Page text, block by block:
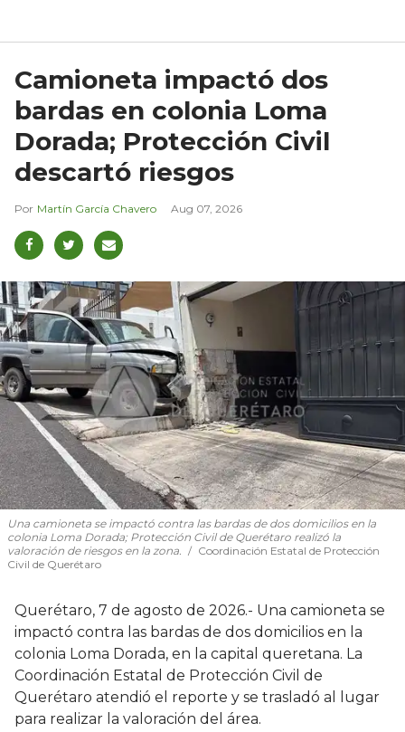
Camioneta impactó dos
bardas en colonia Loma
Dorada; Protección Civil
descartó riesgos
Martín García Chavero Aug 07, 2026
Una camioneta se impactó contra las bardas de dos domicilios en la
colonia Loma Dorada; Protección Civil de Querétaro realizó la
valoración de riesgos en la zona.
Coordinación Estatal de Protección
Civil de Querétaro
Querétaro, 7 de agosto de 2026.- Una camioneta se
impactó contra las bardas de dos domicilios en la
colonia Loma Dorada, en la capital queretana. La
Coordinación Estatal de Protección Civil de
Querétaro atendió el reporte y se trasladó al lugar
para realizar la valoración del área.